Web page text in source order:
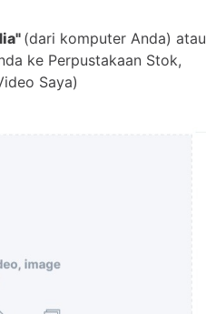
(dari komputer Anda) atau
ke Perpustakaan Stok,
Saya)